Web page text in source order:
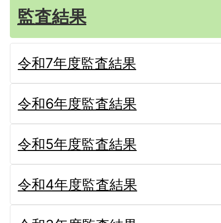
監査結果
令和7年度監査結果
令和6年度監査結果
令和5年度監査結果
令和4年度監査結果